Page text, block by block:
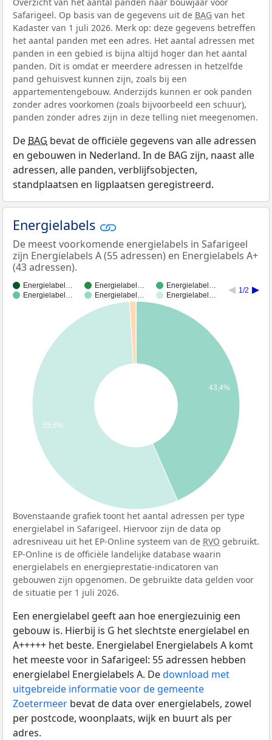
Overzicht van het aantal panden naar bouwjaar voor
Safarigeel. Op basis van de gegevens uit de BAG van het
Kadaster van 1 juli 2026. Merk op: deze gegevens betreffen
het aantal panden met een adres. Het aantal adressen met
panden in een gebied is bijna altijd hoger dan het aantal
panden. Dit is omdat er meerdere adressen in hetzelfde
pand gehuisvest kunnen zijn, zoals bij een
appartementengebouw. Anderzijds kunnen er ook panden
zonder adres voorkomen (zoals bijvoorbeeld een schuur),
panden zonder adres zijn in deze telling niet meegenomen.
De BAG bevat de officiële gegevens van alle adressen
en gebouwen in Nederland. In de BAG zijn, naast alle
adressen, alle panden, verblijfsobjecten,
standplaatsen en ligplaatsen geregistreerd.
Energielabels
De meest voorkomende energielabels in Safarigeel
zijn Energielabels A (55 adressen) en Energielabels A+
(43 adressen).
Energielabel… Energielabel…
Energielabel…
Energielabel…
Energielabel… Energielabel…
1/2
43,4%
55,6%
Bovenstaande grafiek toont het aantal adressen per type
energielabel in Safarigeel. Hiervoor zijn de data op
adresniveau uit het EP-Online systeem van de RVO gebruikt.
EP-Online is de officiële landelijke database waarin
energielabels en energieprestatie-indicatoren van
gebouwen zijn opgenomen. De gebruikte data gelden voor
de situatie per 1 juli 2026.
Een energielabel geeft aan hoe energiezuinig een
gebouw is. Hierbij is G het slechtste energielabel en
A+++++ het beste. Energielabel Energielabels A komt
het meeste voor in Safarigeel: 55 adressen hebben
energielabel Energielabels A. Dedownload met
uitgebreide informatie voor de gemeente
Zoetermeer bevat de data over energielabels, zowel
per postcode, woonplaats, wijk en buurt als per
adres.